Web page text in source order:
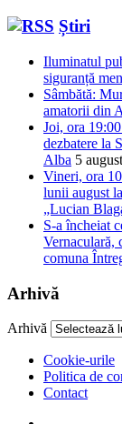
Știri
Iluminatul
siguranță
Sâmbătă:
amatorii din
Joi, ora
dezbatere la
Alba 5
Vineri, ora
lunii august
„Lucian
S-a încheiat
Vernaculară,
comuna
Arhivă
Arhivă
Cookie-urile
Politica de
Contact